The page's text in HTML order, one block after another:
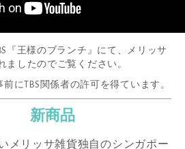
『王様のブランチ』にて、メリッサ
ましたのでご覧ください。
にTBS関係者の許可を得ています。
新商品
メリッサ雑貨独自のシンガポー